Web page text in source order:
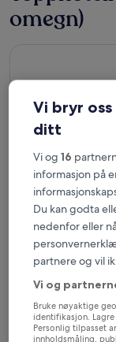
omegn)
Voyager
out
Diani Sea Lodge
Vi bryr
ditt
Vi og 16
informasjon på
Du kan godta
nedenfor eller
partnere og vil
Vi og
Bruke nøyaktige
identifikasjon.
Personlig tilpasset
innholdsmåling,